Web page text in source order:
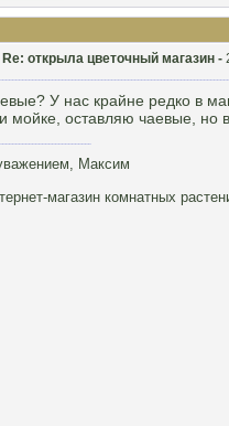
Re: открыла цветочный магазин -
У нас крайне редко в
мойке, оставляю чаевые, но
Максим
магазин комнатных